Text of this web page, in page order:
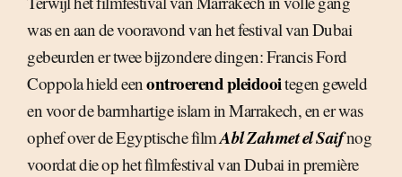
was en aan de vooravond van het festival van Dubai
gebeurden er twee bijzondere dingen: Francis Ford
Coppola hield eenontroerend pleidooitegen geweld
en voor de barmhartige islam in Marrakech, en er was
ophef over de Egyptische filmAbl Zahmet el Saifnog
voordat die op het filmfestival van Dubai in première